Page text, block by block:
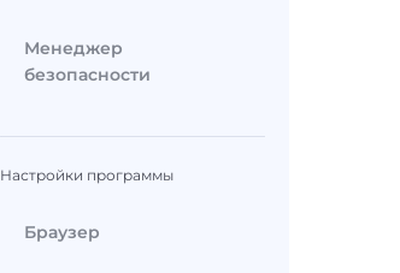
Менеджер
безопасности
Настройки программы
Браузер